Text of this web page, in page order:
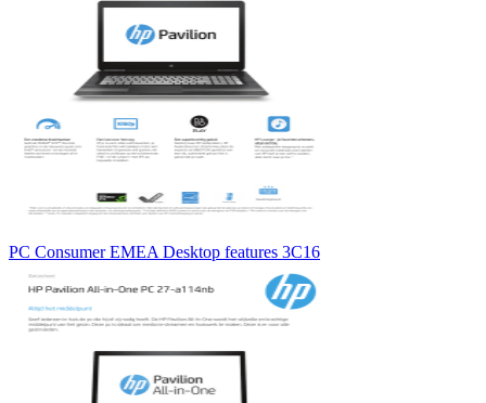
PC Consumer EMEA Desktop features 3C16